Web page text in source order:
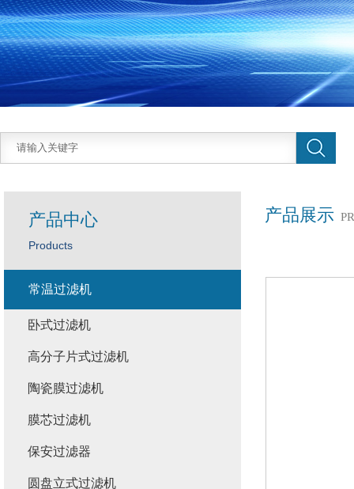
产品展示
产品中心
Products
常温过滤机
卧式过滤机
高分子片式过滤机
陶瓷膜过滤机
膜芯过滤机
保安过滤器
圆盘立式过滤机